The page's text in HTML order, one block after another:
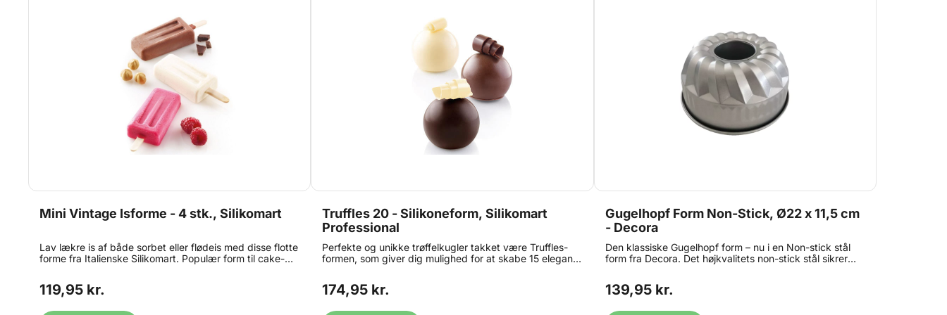
Mini Vintage Isforme - 4 stk., Silikomart
Lav lækre is af både sorbet eller flødeis med disse flotte
forme fra Italienske Silikomart. Populær form til cake-
ispinde og et opskriftshæfte med 6 opskrifter på
119,95 kr.
Truffles 20 - Silikoneform, Silikomart
Professional
Perfekte og unikke trøffelkugler takket være Truffles-
formen, som giver dig mulighed for at skabe 15 elegante
en innovativ kant, der er udtænkt til at give en særlig
174,95 kr.
Gugelhopf Form Non-Stick, Ø22 x 11,5 cm
- Decora
Den klassiske Gugelhopf form – nu i en Non-stick stål
form fra Decora. Det højkvalitets non-stick stål sikrer
139,95 kr.